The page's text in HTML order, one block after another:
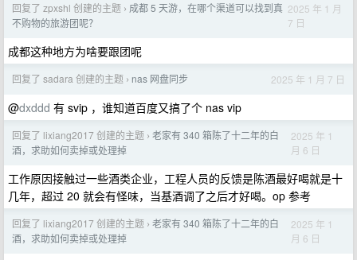
回复了 zpxshl 创建的主题 › 成都 5 天游，在哪个渠道可以找到真
不购物的旅游团呢？
2025 年 1 月
7 日
成都这种地方为啥要跟团呢
回复了 sadara 创建的主题 › nas 网盘同步 2025 年 1 月 7 日
@dxddd 有 svip ，谁知道百度又搞了个 nas vip
回复了 lixiang2017 创建的主题 › 老家有 340 箱陈了十二年的白
酒，求助如何卖掉或处理掉
2025 年 1
月 6 日
工作原因接触过一些酒类企业，工程人员的反馈是陈酒最好喝就是十
几年，超过 20 就会有怪味，当基酒调了之后才好喝。op 参考
回复了 lixiang2017 创建的主题 › 老家有 340 箱陈了十二年的白
酒，求助如何卖掉或处理掉
2025 年 1
月 6 日